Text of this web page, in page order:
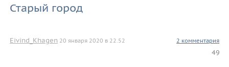
Старый город
Eivind_Khagen 20 января 2020 в 22.52 2 комментария
49